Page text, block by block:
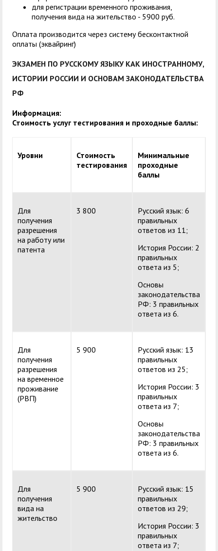
для регистрации временного проживания,
получения вида на жительство - 5900 руб.
Оплата производится через систему бесконтактной
оплаты (эквайринг)
ЭКЗАМЕН ПО РУССКОМУ ЯЗЫКУ КАК ИНОСТРАННОМУ,
ИСТОРИИ РОССИИ И ОСНОВАМ ЗАКОНОДАТЕЛЬСТВА
РФ
Информация:
Стоимость услуг тестирования и проходные баллы:
Уровни
Стоимость
тестирования
Минимальные
проходные
баллы
Для
получения
разрешения
на работу или
патента
3 800
Русский язык: 6
правильных
ответов из 11;
История России: 2
правильных
ответа из 5;
Основы
законодательства
РФ: 3 правильных
ответа из 6.
Для
получения
разрешения
на временное
проживание
(РВП)
5 900
Русский язык: 13
правильных
ответов из 25;
История России: 3
правильных
ответа из 7;
Основы
законодательства
РФ: 3 правильных
ответа из 6.
Для
получения
вида на
жительство
5 900
Русский язык: 15
правильных
ответов из 29;
История России: 3
правильных
ответа из 7;